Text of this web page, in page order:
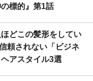
標的』第1話
どこの髪形をしてい
頼されない「ビジネ
アスタイル3選